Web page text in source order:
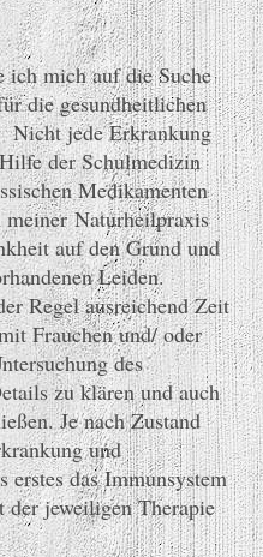
mich auf die Suche
die gesundheitlichen
Nicht jede Erkrankung
der Schulmedizin
Medikamenten
meinerNaturheilpraxis
auf den Grund und
Leiden.
Regel ausreichend Zeit
Frauchen und/ oder
des
zu klären und auch
Je nach Zustand
und
erstes das Immunsystem
der jeweiligen Therapie